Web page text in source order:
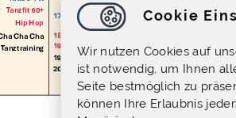
Cookie
Wir nutzen Cookies auf
ist notwendig, um Ihnen
Seite bestmöglich zu
können Ihre Erlaubnis